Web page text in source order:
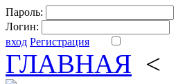
Пароль:
Логин:
вход Регистрация
ГЛАВНАЯ <